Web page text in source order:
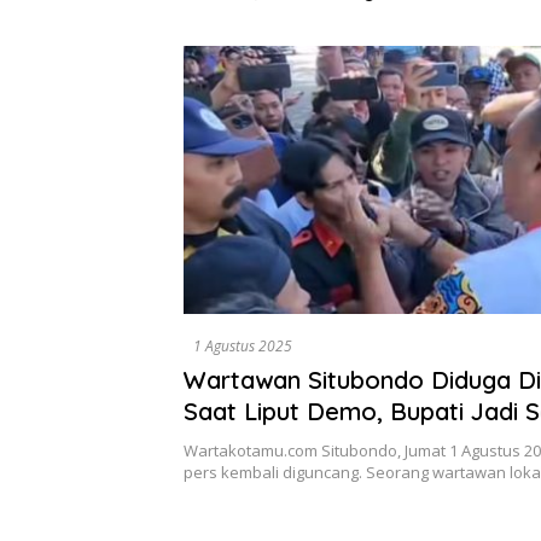
1 Agustus 2025
Wartawan Situbondo Diduga
Saat Liput Demo, Bupati Jadi
Saat bersitegang dengan
Wartakotamu.com Situbondo, Jumat 1 Agustus
pers kembali diguncang. Seorang wartawan